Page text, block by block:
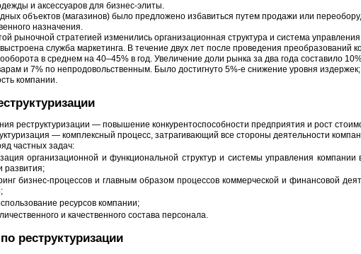
и аксессуаров для бизнес-элиты.
объектов (магазинов) было предложено избавиться путем продажи или
назначения.
рыночной стратегией изменились организационная структура и система
служба маркетинга. В течение двух лет после проведения преобразований
в среднем на 40–45% в год. Увеличение доли рынка за два года составило
и 7% по непродовольственным. Было достигнуто 5%-е снижение уровня
компании.
реструктуризации — повышение конкурентоспособности предприятия и рост
— комплексный процесс, затрагивающий все стороны деятельности
частных задач:
организационной и функциональной структур и системы управления компании
развития;
бизнес-процессов и главным образом процессов коммерческой и финансовой
ресурсов компании;
и качественного состава персонала.
реструктуризации